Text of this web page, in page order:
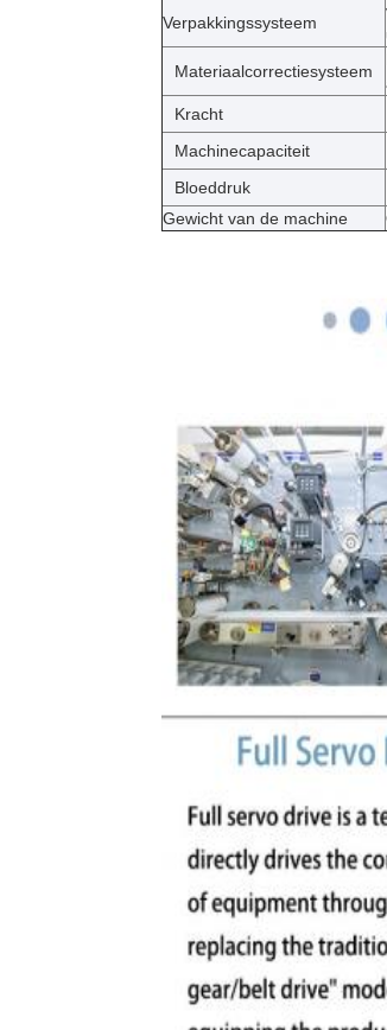
Verpakkingssysteem
Materiaalcorrectiesysteem
Kracht
Machinecapaciteit
Bloeddruk
Gewicht van de machine